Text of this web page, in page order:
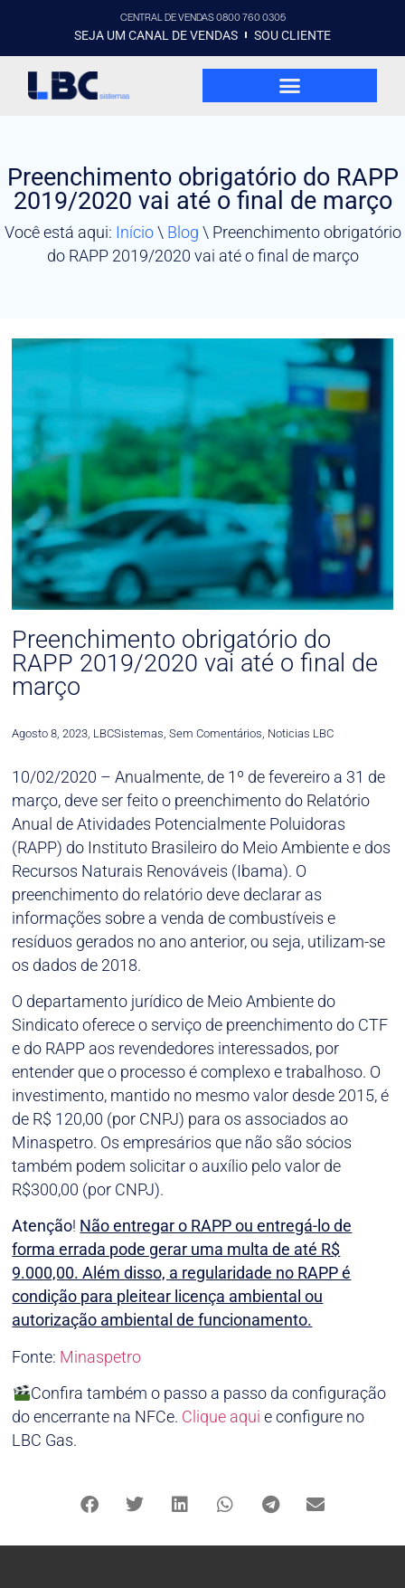
CENTRAL DE VENDAS 0800 760 0305
SEJA UM CANAL DE VENDAS SOU CLIENTE
Preenchimento obrigatório do RAPP
2019/2020 vai até o final de março
Você está aqui: Início\ Blog \ Preenchimento obrigatório
do RAPP 2019/2020 vai até o final de março
Preenchimento obrigatório do
RAPP 2019/2020 vai até o final de
março
Agosto 8, 2023, LBCSistemas, Sem Comentários, Noticias LBC
10/02/2020 – Anualmente, de 1º de fevereiro a 31 de
março, deve ser feito o preenchimento do Relatório
Anual de Atividades Potencialmente Poluidoras
(RAPP) do Instituto Brasileiro do Meio Ambiente e dos
Recursos Naturais Renováveis (Ibama). O
preenchimento do relatório deve declarar as
informações sobre a venda de combustíveis e
resíduos gerados no ano anterior, ou seja, utilizam-se
os dados de 2018.
O departamento jurídico de Meio Ambiente do
Sindicato oferece o serviço de preenchimento do CTF
e do RAPP aos revendedores interessados, por
entender que o processo é complexo e trabalhoso. O
investimento, mantido no mesmo valor desde 2015, é
de R$ 120,00 (por CNPJ) para os associados ao
Minaspetro. Os empresários que não são sócios
também podem solicitar o auxílio pelo valor de
R$300,00 (por CNPJ).
Atenção! Não entregar o RAPP ou entregá-lo de
forma errada pode gerar uma multa de até R$
9.000,00. Além disso, a regularidade no RAPP é
condição para pleitear licença ambiental ou
autorização ambiental de funcionamento.
Fonte: Minaspetro
Confira também o passo a passo da configuração
do encerrante na NFCe. Clique aqui e configure no
LBC Gas.